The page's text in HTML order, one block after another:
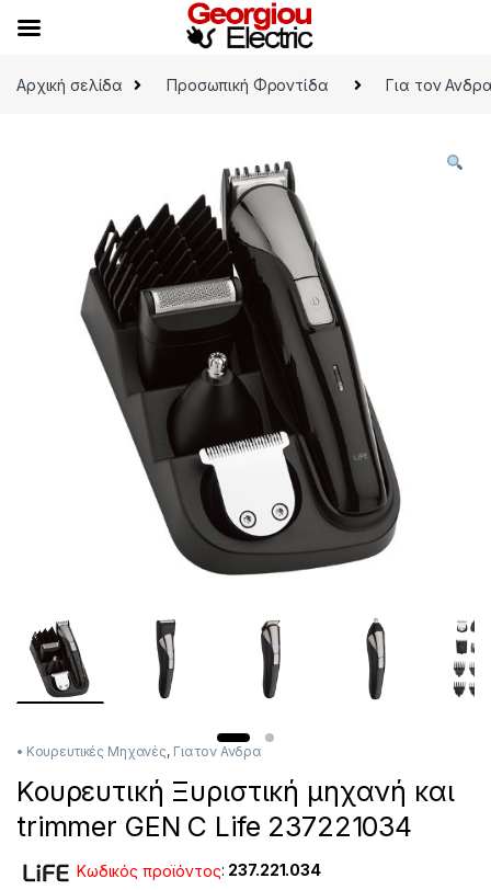
Αρχική σελίδα
Προσωπική Φροντίδα Για τον
• Κουρευτικές Μηχανές, Για τον Ανδρα
Κουρευτική Ξυριστική μηχανή και
trimmer GEN C Life 237221034
Κωδικός προϊόντος: 237.221.034